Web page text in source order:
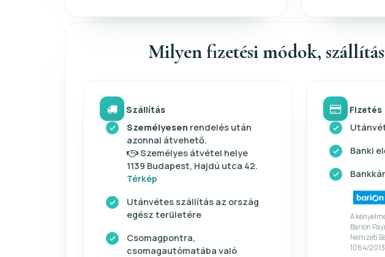
Milyen fizetési módok,
Szállítás
Személyesen rendelés után
azonnal átvehető.
Személyes átvétel helye
1139 Budapest, Hajdú utca 42.
Térkép
Utánvétes szállítás az ország
egész területére
Csomagpontra,
csomagautómatába való
Fizetés
Banki
A
Barion
Nemzeti
1064/2013